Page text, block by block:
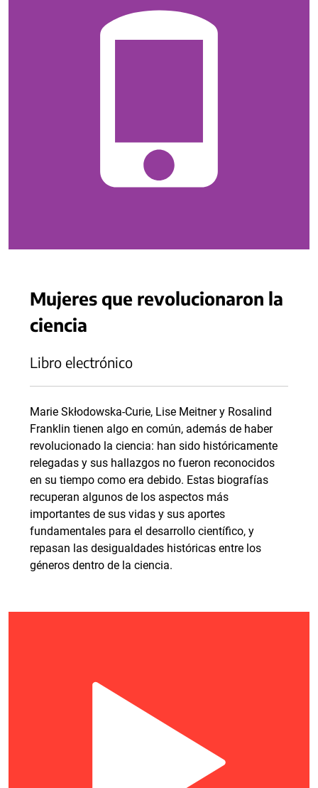
Mujeres que revolucionaron la
ciencia
Libro electrónico
Marie Skłodowska-Curie, Lise Meitner y Rosalind
Franklin tienen algo en común, además de haber
revolucionado la ciencia: han sido históricamente
relegadas y sus hallazgos no fueron reconocidos
en su tiempo como era debido. Estas biografías
recuperan algunos de los aspectos más
importantes de sus vidas y sus aportes
fundamentales para el desarrollo científico, y
repasan las desigualdades históricas entre los
géneros dentro de la ciencia.